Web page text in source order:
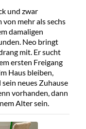
und zwar
mehr als sechs
damaligen
Neo bringt
mit. Er sucht
ersten Freigang
Haus bleiben,
neues Zuhause
vorhanden, dann
Alter sein.